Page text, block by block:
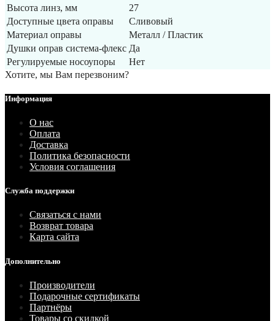
Высота линз, мм
27
Доступные цвета оправы
Сливовый
Материал оправы
Металл / Пластик
Душки оправ система-флекс Да
Регулируемые носоупоры
Нет
Хотите, мы Вам перезвоним?
Информация
О нас
Оплата
Доставка
Политика безопасности
Условия соглашения
Служба поддержки
Связаться с нами
Возврат товара
Карта сайта
Дополнительно
Производители
Подарочные сертификаты
Партнёры
Товары со скидкой